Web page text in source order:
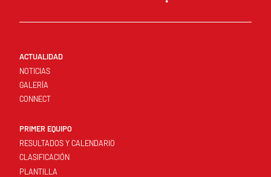
ACTUALIDAD
NOTICIAS
GALERÍA
CONNECT
PRIMER EQUIPO
RESULTADOS Y CALENDARIO
CLASIFICACIÓN
PLANTILLA